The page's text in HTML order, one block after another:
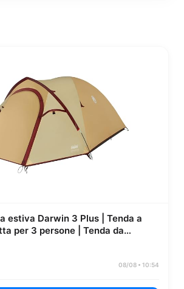
estiva Darwin 3 Plus | Tenda a
per 3 persone | Tenda da
per 3 persone |...
08/08 • 10:54